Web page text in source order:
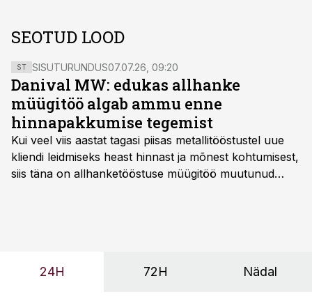
SEOTUD LOOD
ST SISUTURUNDUS07.07.26, 09:20
Danival MW: edukas allhanke
müügitöö algab ammu enne
hinnapakkumise tegemist
Kui veel viis aastat tagasi piisas metallitööstustel uue
kliendi leidmiseks heast hinnast ja mõnest kohtumisest,
siis täna on allhanketööstuse müügitöö muutunud
24H 72H Nädal